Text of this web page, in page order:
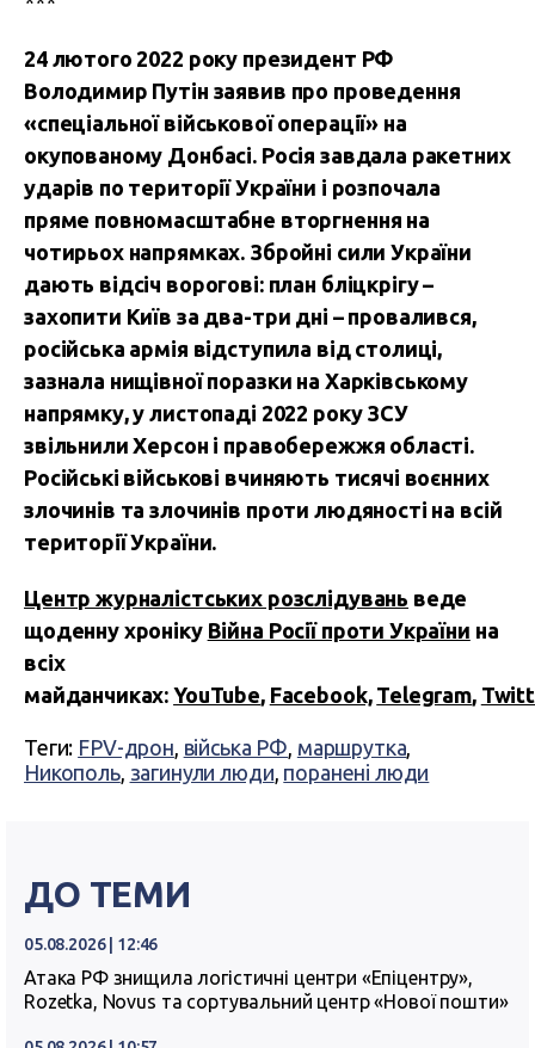
24 лютого 2022 року президент РФ
Володимир Путін заявив про проведення
«спеціальної військової операції» на
окупованому Донбасі. Росія завдала ракетних
ударів по території України і розпочала
пряме повномасштабне вторгнення на
чотирьох напрямках. Збройні сили України
дають відсіч ворогові: план бліцкрігу –
захопити Київ за два-три дні – провалився,
російська армія відступила від столиці,
зазнала нищівної поразки на Харківському
напрямку, у листопаді 2022 року ЗСУ
звільнили Херсон і правобережжя області.
Російські військові вчиняють тисячі воєнних
злочинів та злочинів проти людяності на всій
території України.
Центр журналістських розслідувань веде
щоденну хроніку Війна Росії проти України на
всіх
майданчиках:YouTube, Facebook, Telegram,
Теги: FPV-дрон, війська РФ, маршрутка,
Никополь, загинули люди, поранені люди
ДО ТЕМИ
05.08.2026 | 12:46
Атака РФ знищила логістичні центри «Епіцентру»,
Rozetka, Novus та сортувальний центр «Нової пошти»